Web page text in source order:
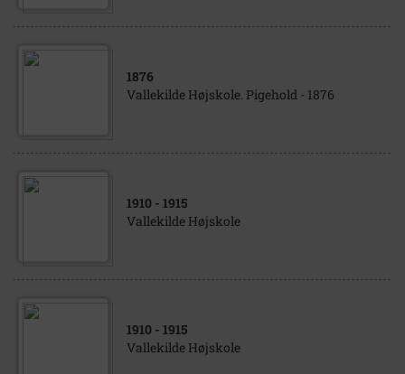
1876
Vallekilde Højskole. Pigehold - 1876
1910 - 1915
Vallekilde Højskole
1910 - 1915
Vallekilde Højskole